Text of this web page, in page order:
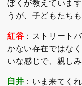
ぼくが教えていま
うが、子どもたち
紅谷 ：ストリート
かない存在ではな
いな感じで、親し
臼井 ：いま来てく